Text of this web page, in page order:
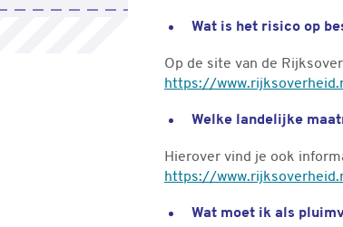
Wat is het risico op
Op de site van de
https://
Welke landelijke
Hierover vind je ook
https://
Wat moet ik als